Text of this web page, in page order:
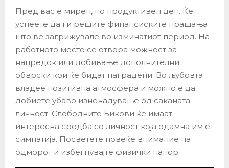
Пред вас е мирен, но продуктивен ден. Ќе
успеете да ги решите финансиските прашања
што ве загрижувале во изминатиот период. На
работното место се отвора можност за
напредок или добивање дополнителни
обврски кои ќе бидат наградени. Во љубовта
владее позитивна атмосфера и можно е да
добиете убаво изненадување од саканата
личност. Слободните Бикови ќе имаат
интересна средба со личност која одамна им е
симпатија. Посветете повеќе внимание на
одморот и избегнувајте физички напор.